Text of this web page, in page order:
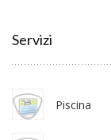
Servizi
Piscina